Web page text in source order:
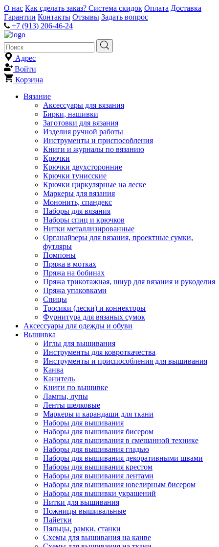
О нас Как сделать заказ? Система скидок Оплата Доставка
Гарантии Контакты Отзывы Задать вопрос
+7 (913) 206-46-24
Адрес
Войти
Корзина
Вязание
Аксессуары для вязания
Бирки, нашивки
Заготовки для вязания
Изделия ручной работы
Инструменты и приспособления
Книги и журналы по вязанию
Крючки
Крючки двухсторонние
Крючки тунисские
Крючки циркулярные на леске
Маркеры для вязания
Мононить, спандекс
Наборы для вязания
Наборы спиц и крючков
Нитки металлизированные
Органайзеры для вязания, проектные сумки,
футляры
Помпоны
Пряжа в мотках
Пряжа на бобинах
Пряжа трикотажная, шнур для вязания и рукоделия
Пряжа упаковками
Спицы
Тросики (лески) и коннекторы
Фурнитура для вязаных сумок
Аксессуары для одежды и обуви
Вышивка
Иглы для вышивания
Инструменты для ковроткачества
Инструменты и приспособления для вышивания
Канва
Канитель
Книги по вышивке
Лампы, лупы
Ленты шелковые
Маркеры и карандаши для ткани
Наборы для вышивания
Наборы для вышивания бисером
Наборы для вышивания в смешанной технике
Наборы для вышивания гладью
Наборы для вышивания декоративными швами
Наборы для вышивания крестом
Наборы для вышивания лентами
Наборы для вышивания ювелирным бисером
Наборы для вышивки украшений
Нитки для вышивания
Ножницы вышивальные
Пайетки
Пяльцы, рамки, станки
Схемы для вышивания на канве